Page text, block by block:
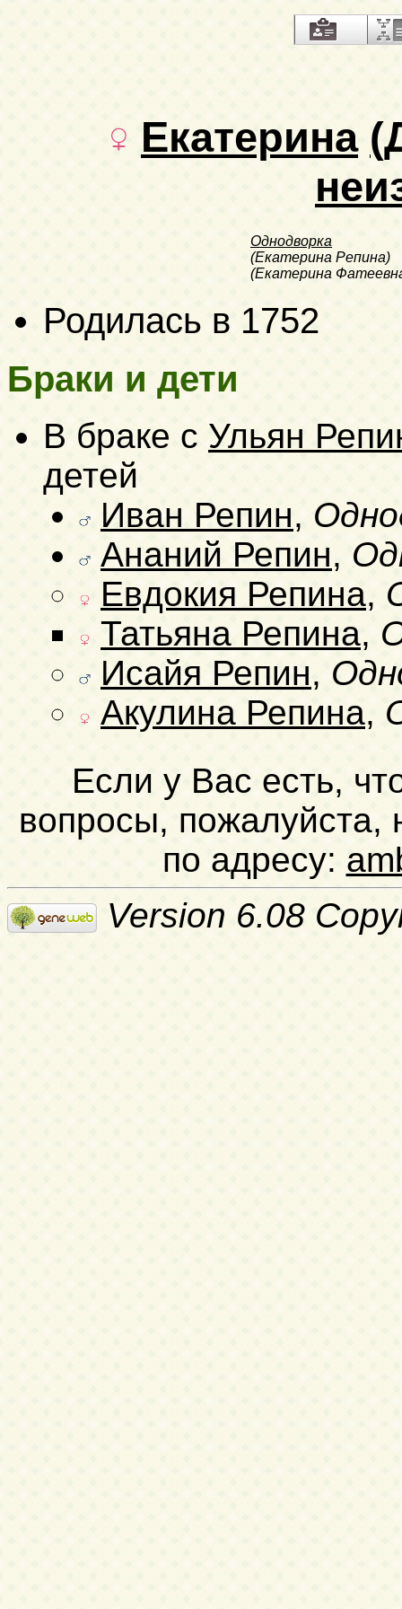
Екатерина
Однодворка
(Екатерина Репина)
(Екатерина
Родилась в 1752
Браки и дети
В браке с Ульян
детей
Иван Репин,
Ананий Репин,
Евдокия Репина,
Татьяна Репина,
Исайя Репин,
Акулина Репина,
Если у Вас есть,
вопросы, пожалуйста,
по адресу:
Version 6.08